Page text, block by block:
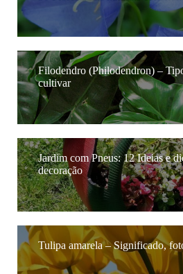
Filodendro (Philodendron) –
cultivar
Jardim com Pneus: 12 Ideias e
decoração
Tulipa amarela – Significado,